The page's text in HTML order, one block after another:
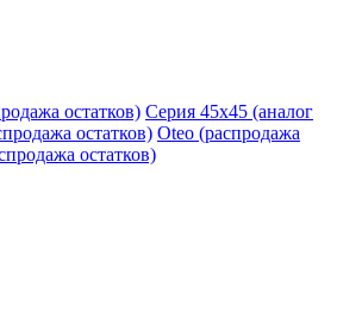
остатков) Серия 45х45 (аналог
остатков) Oteo (распродажа
остатков)